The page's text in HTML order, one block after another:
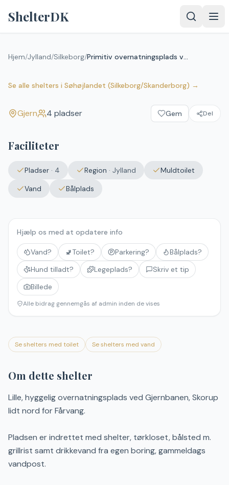
ShelterDK
Hjem/Jylland/Silkeborg/ Primitiv overnatningsplads ved Skorup
Se alle shelters i Søhøjlandet (Silkeborg/Skanderborg) →
Skorup
Gjern
Gjern 4 pladser Gem Del
Faciliteter
Pladser · 4 Region · Jylland
Muldtoilet
Vand
Bålplads
Hjælp os med at opdatere info
Vand? 🚽Toilet? Parkering?
Bålplads?
Hund tilladt?
Legeplads?
Skriv et tip
Billede
Alle bidrag gennemgås af admin inden de vises
Se shelters med toilet Se shelters med vand
Om dette shelter
Lille, hyggelig overnatningsplads ved Gjernbanen, Skorup
lidt nord for Fårvang.
Pladsen er indrettet med shelter, tørkloset, bålsted m.
grillrist samt drikkevand fra egen boring, gammeldags
vandpost.